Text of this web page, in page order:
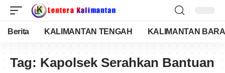
Berita KALIMANTAN TENGAH KALIMANTAN
Tag: Kapolsek Serahkan Bantuan